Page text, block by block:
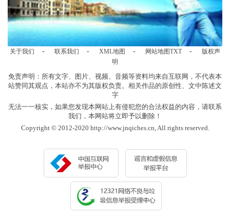
关于我们 - 联系我们 - XML地图 - 网站地图TXT -
版权声
明
免责声明：所有文字、图片、视频、音频等资料均来自互联网，不代表本
站赞同其观点，本站亦不为其版权负责。相关作品的原创性、文中陈述文
字
无法一一核实，如果您发现本网站上有侵犯您的合法权益的内容，请联系
我们，本网站将立即予以删除！
Copyright © 2012-2020 http://www.jnqiches.cn, All rights reserved.